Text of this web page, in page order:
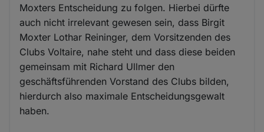
Moxters Entscheidung zu folgen. Hierbei dürfte
auch nicht irrelevant gewesen sein, dass Birgit
Moxter Lothar Reininger, dem Vorsitzenden des
Clubs Voltaire, nahe steht und dass diese beiden
gemeinsam mit Richard Ullmer den
geschäftsführenden Vorstand des Clubs bilden,
hierdurch also maximale Entscheidungsgewalt
haben.